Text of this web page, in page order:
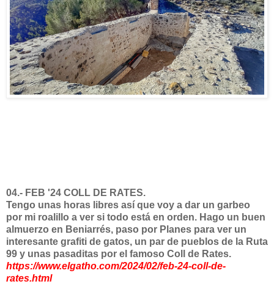
04.- FEB '24 COLL DE RATES.
Tengo unas horas libres así que voy a dar un garbeo
por mi roalillo a ver si todo está en orden. Hago un buen
almuerzo en Beniarrés, paso por Planes para ver un
interesante grafiti de gatos, un par de pueblos de la Ruta
99 y unas pasaditas por el famoso Coll de Rates.
https://www.elgatho.com/2024/02/feb-24-coll-de-
rates.html